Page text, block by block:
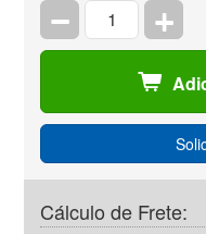
Cálculo de Frete: